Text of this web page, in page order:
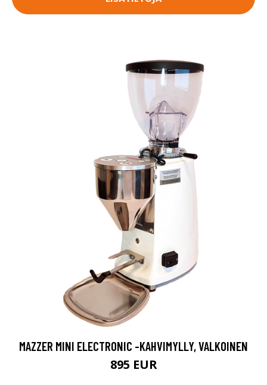
MAZZER MINI ELECTRONIC -KAHVIMYLLY, VALKOINEN
895 EUR